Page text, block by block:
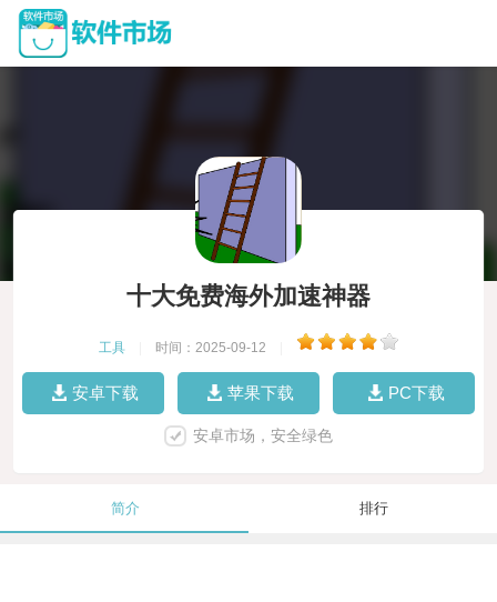
十大免费海外加速神器
工具 时间：2025-09-12
安卓下载 苹果下载 PC下载
安卓市场，安全绿色
简介 排行